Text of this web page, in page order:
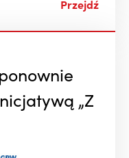
Przejdź
„Z